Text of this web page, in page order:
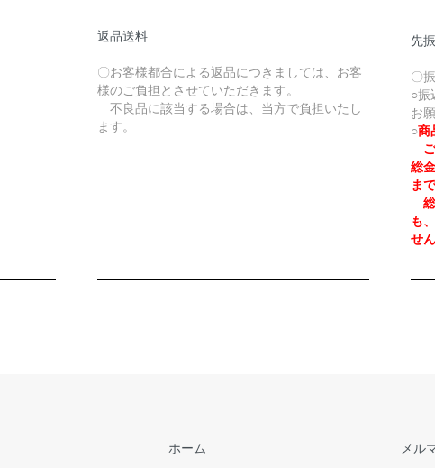
返品送料
〇お客様都合による返品につきましては、お客
様のご負担とさせていただきます。
不良品に該当する場合は、当方で負担いたし
ます。
先
〇
○振
お
○商
総
ま
も
せ
ホーム
メル